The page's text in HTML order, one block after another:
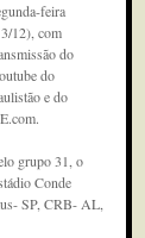
feira
12), com
do
do
e do
grupo 31, o
Conde
SP, CRB- AL,